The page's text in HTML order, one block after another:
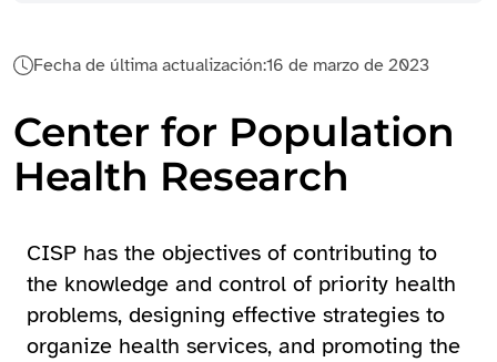
Fecha de última actualización:16 de marzo de 2023
Center for Population
Health Research
CISP has the objectives of contributing to
the knowledge and control of priority health
problems, designing effective strategies to
organize health services, and promoting the